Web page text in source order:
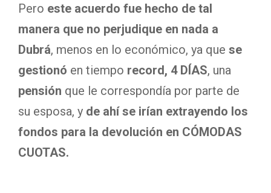
Pero este acuerdo fue hecho de tal
manera que no perjudique en nada a
Dubrá, menos en lo económico, ya que se
gestionó en tiempo record, 4 DÍAS, una
pensión que le correspondía por parte de
su esposa, y de ahí se irían extrayendo los
fondos para la devolución en CÓMODAS
CUOTAS.